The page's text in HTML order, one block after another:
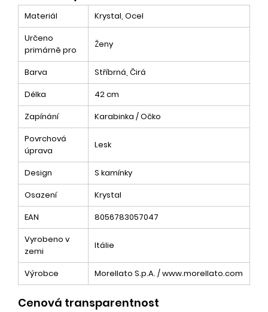
Materiál
Krystal, Ocel
Určeno
primárně pro
Ženy
Barva
Stříbrná, Čirá
Délka
42 cm
Zapínání
Karabinka / Očko
Povrchová
úprava
Lesk
Design
S kamínky
Osazení
Krystal
EAN
8056783057047
Vyrobeno v
zemi
Itálie
Výrobce Morellato S.p.A. / www.morellato.com
Cenová transparentnost